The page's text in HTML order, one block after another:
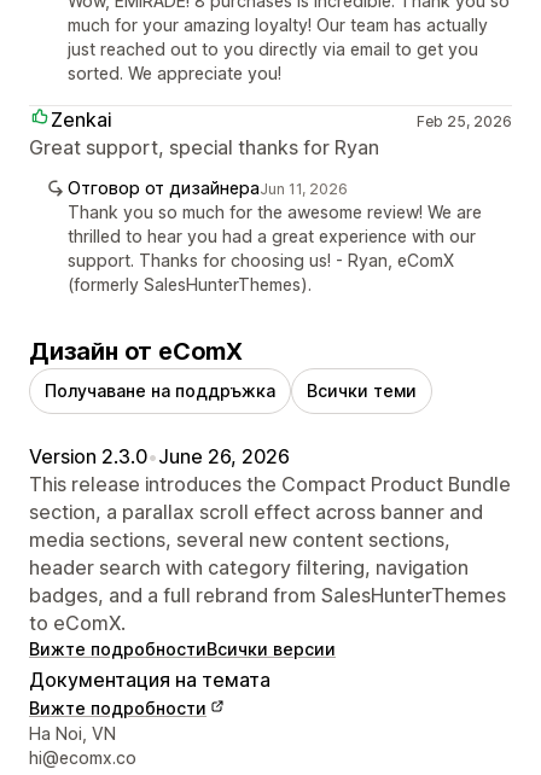
much for your amazing loyalty! Our team has actually
just reached out to you directly via email to get you
sorted. We appreciate you!
Zenkai Feb 25, 2026
Great support, special thanks for Ryan
Отговор от дизайнераJun 11, 2026
Thank you so much for the awesome review! We are
thrilled to hear you had a great experience with our
support. Thanks for choosing us! - Ryan, eComX
(formerly SalesHunterThemes).
Дизайн от eComX
Получаване на поддръжка Всички теми
Version 2.3.0•June 26, 2026
This release introduces the Compact Product Bundle
section, a parallax scroll effect across banner and
media sections, several new content sections,
header search with category filtering, navigation
badges, and a full rebrand from SalesHunterThemes
to eComX.
Вижте подробностиВсички версии
Документация на темата
Вижте подробности
Данни за връзка с дизайнера
Ha Noi, VN
hi@ecomx.co